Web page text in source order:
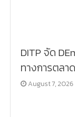
DITP จัด
ทางการตลา
August 7, 2026